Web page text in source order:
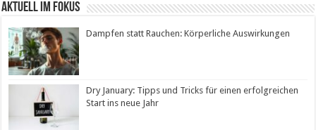
Aktuell im Fokus
Dampfen statt Rauchen: Körperliche Auswirkungen
Dry January: Tipps und Tricks für einen erfolgreichen
Start ins neue Jahr